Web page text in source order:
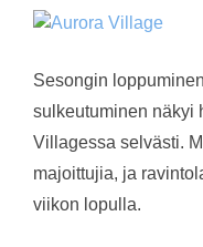
Sesongin
sulkeutuminen näkyi
Villagessa selvästi.
majoittujia, ja
viikon lopulla.